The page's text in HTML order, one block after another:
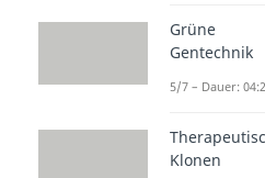
DNA-
jetzt
einzelnen
ermitteln.
Grüne
Gentechnik
5/7 – Dauer:
Klonen